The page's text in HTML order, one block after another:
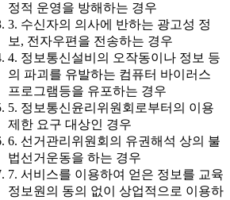
정적 운영을 방해하는 경우
3. 수신자의 의사에 반하는 광고성 정
보, 전자우편을 전송하는 경우
4. 정보통신설비의 오작동이나 정보 등
의 파괴를 유발하는 컴퓨터 바이러스
프로그램등을 유포하는 경우
5. 정보통신윤리위원회로부터의 이용
제한 요구 대상인 경우
6. 선거관리위원회의 유권해석 상의 불
법선거운동을 하는 경우
7. 서비스를 이용하여 얻은 정보를 교육
정보원의 동의 없이 상업적으로 이용하